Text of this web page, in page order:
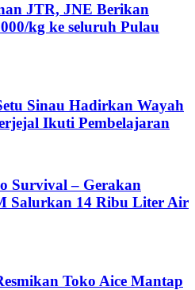
JTR, JNE Berikan
kg ke seluruh Pulau
Sinau Hadirkan Wayah
Ikuti Pembelajaran
Survival – Gerakan
Salurkan 14 Ribu Liter Air
Toko Aice Mantap